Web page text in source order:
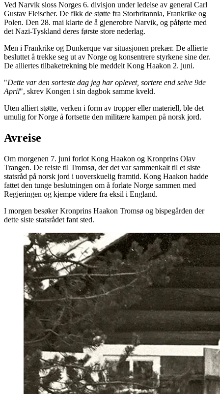
Ved Narvik sloss Norges 6. divisjon under ledelse av general Carl
Gustav Fleischer. De fikk de støtte fra Storbritannia, Frankrike og
Polen. Den 28. mai klarte de å gjenerobre Narvik, og påførte med
det Nazi-Tyskland deres første store nederlag.
Men i Frankrike og Dunkerque var situasjonen prekær. De allierte
besluttet å trekke seg ut av Norge og konsentrere styrkene sine der.
De alliertes tilbaketrekning ble meddelt Kong Haakon 2. juni.
"Dette var den sorteste dag jeg har oplevet, sortere end selve 9de
April", skrev Kongen i sin dagbok samme kveld.
Uten alliert støtte, verken i form av tropper eller materiell, ble det
umulig for Norge å fortsette den militære kampen på norsk jord.
Avreise
Om morgenen 7. juni forlot Kong Haakon og Kronprins Olav
Trangen. De reiste til Tromsø, der det var sammenkalt til et siste
statsråd på norsk jord i uoverskuelig framtid. Kong Haakon hadde
fattet den tunge beslutningen om å forlate Norge sammen med
Regjeringen og kjempe videre fra eksil i England.
I morgen besøker Kronprins Haakon Tromsø og bispegården der
dette siste statsrådet fant sted.